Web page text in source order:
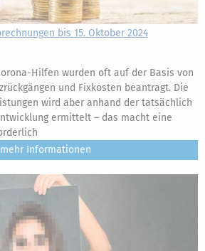
bis 15. Oktober 2024
Hilfen wurden oft auf der Basis von
und Fixkosten beantragt. Die
wird aber anhand der tatsächlich
ermittelt – das macht eine
mehr